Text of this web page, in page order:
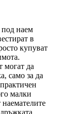
наем
в
купуват
могат да
само за да
малки